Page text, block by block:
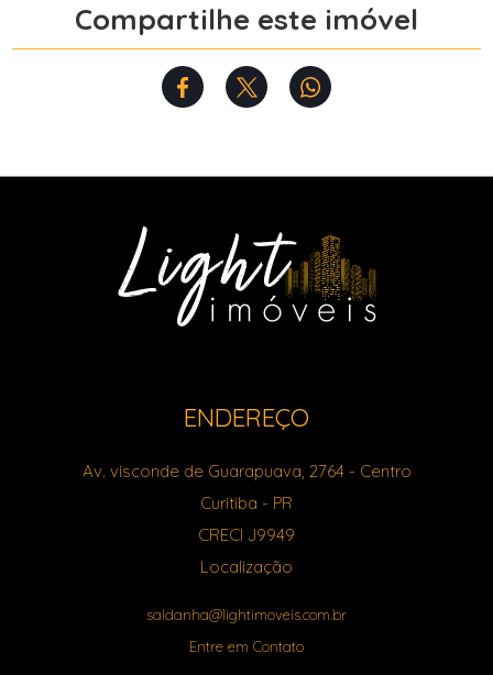
Compartilhe este imóvel
ENDEREÇO
Av. visconde de Guarapuava, 2764- Centro
Curitiba - PR
CRECI J9949
Localização
saldanha@lightimoveis.com.br
Entre em Contato